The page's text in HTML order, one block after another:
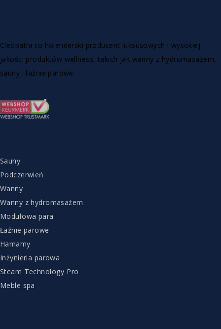
Cleopatra to holenderski producent luksusowych i wysokiej
jakości produktów wellness, takich jak wanny z hydromasażem,
sauny i łaźnie parowe.
Sauny
Podczerwień
Wanny
Wanny z hydromasażem
Modułowa para
Łaźnie parowe
Hamamy
Inżynieria parowa
Steam Technology Pro
Meble spa